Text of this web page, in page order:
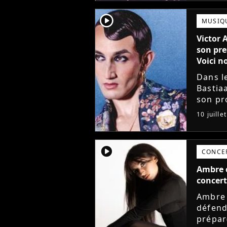
player2
Victor
son
Voici
Dans
son
avec
10
player2
Ambre